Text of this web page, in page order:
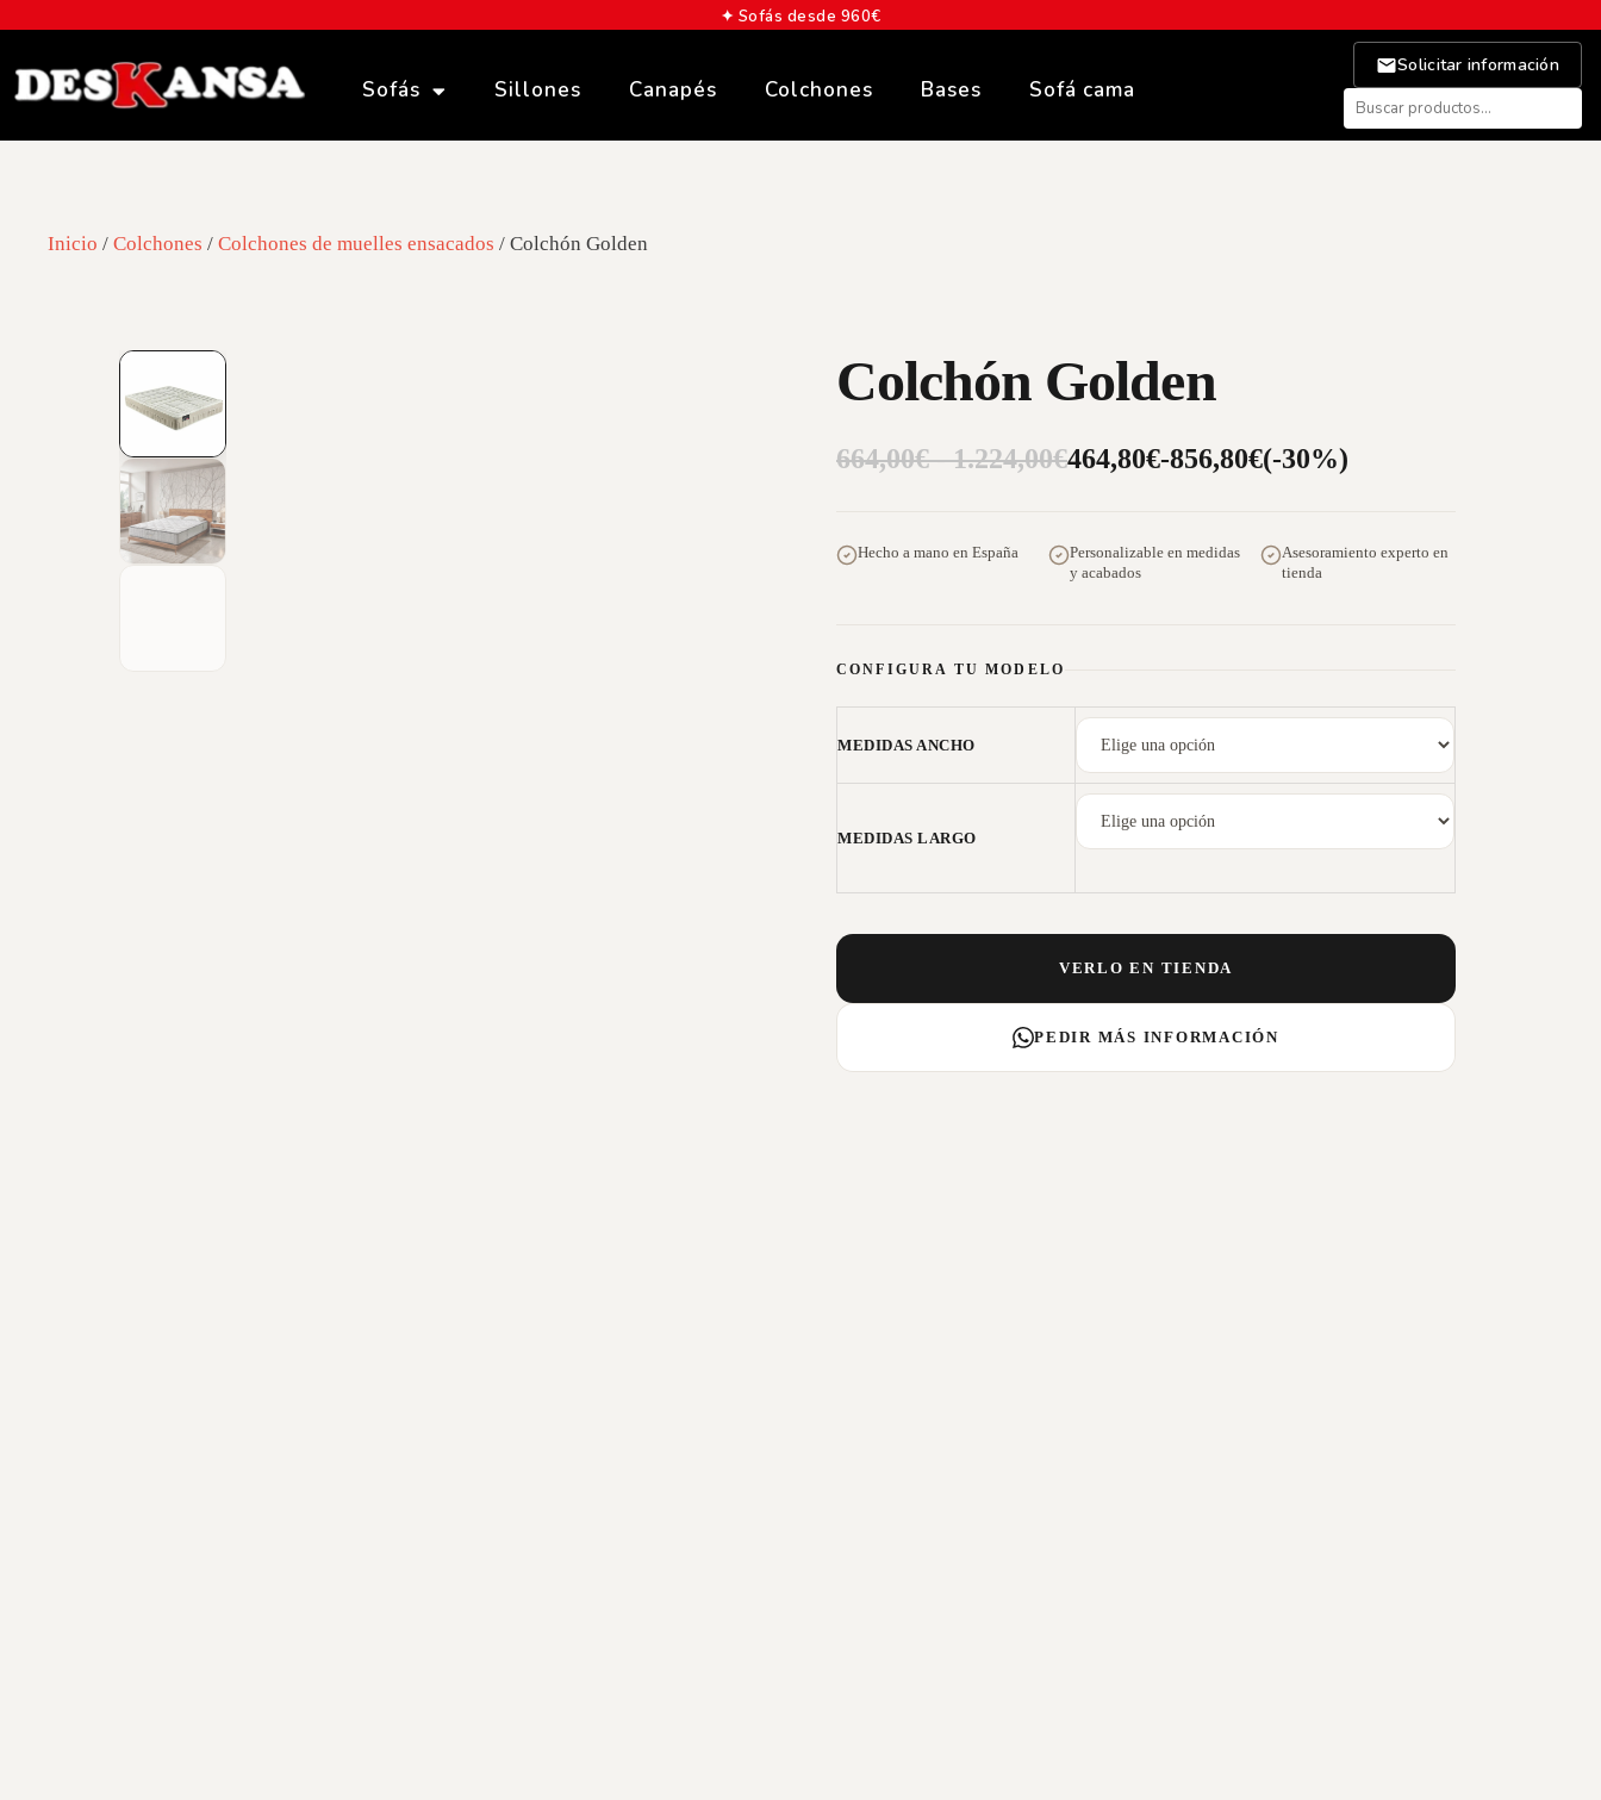
✦ Asesoramiento sin compromiso
Sofás Sillones Canapés Colchones Bases Sofá cama
Solicitar información
Inicio / Colchones / Colchones de muelles ensacados / Colchón Golden
Colchón Golden
664,00€ - 1.224,00€464,80€-856,80€(-30%)
Hecho a mano en España
Personalizable en medidas
y acabados
Asesoramiento experto en
tienda
CONFIGURA TU MODELO
MEDIDAS ANCHO
MEDIDAS LARGO
VERLO EN TIENDA
PEDIR MÁS INFORMACIÓN